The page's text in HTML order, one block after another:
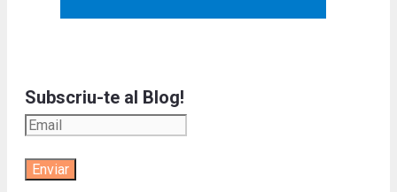
Subscriu-te al Blog!